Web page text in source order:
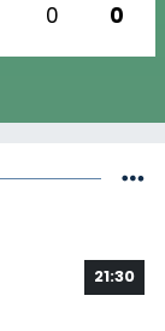
0 0
21:30